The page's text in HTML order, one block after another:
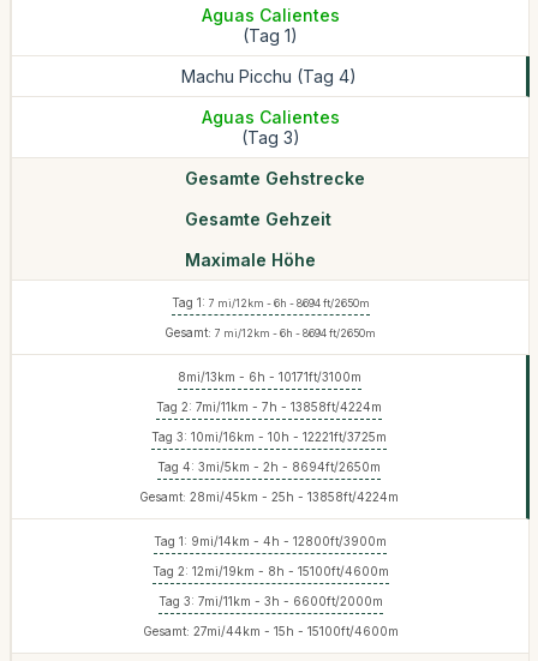
Aguas Calientes
(Tag 1)
Machu Picchu (Tag 4)
Aguas Calientes
(Tag 3)
Gesamte Gehstrecke
Gesamte Gehzeit
Maximale Höhe
Tag 1: 7 mi/12km - 6h - 8694 ft/2650m
Gesamt: 7 mi/12km - 6h - 8694 ft/2650m
8mi/13km - 6h - ‪10171ft/3100m
Tag 2: 7mi/11km - 7h - 13858ft/4224m
Tag 3: 10mi/16km - 10h - ‪12221ft/3725m
Tag 4: 3mi/5km - 2h - 8694ft/2650m
Gesamt: 28mi/45km - 25h - 13858ft/4224m
Tag 1: 9mi/14km - 4h - 12800ft/3900m
Tag 2: 12mi/19km - 8h - 15100ft/4600m
Tag 3: 7mi/11km - 3h - 6600ft/2000m
Gesamt: 27mi/44km - 15h - 15100ft/4600m